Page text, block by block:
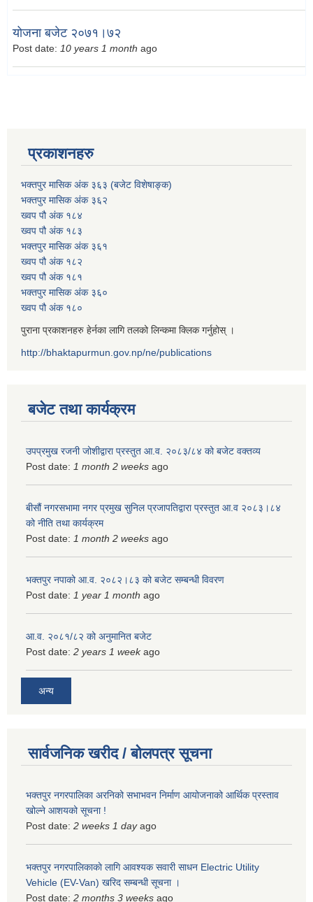
योजना बजेट २०७१।७२
Post date: 10 years 1 month ago
प्रकाशनहरु
भक्तपुर मासिक अंक ३६३ (बजेट विशेषाङ्क)
भक्तपुर मासिक अंक ३६२
ख्वप पौ अंक १८४
ख्वप पौ अंक १८३
भक्तपुर मासिक अंक ३६१
ख्वप पौ अंक १८२
ख्वप पौ अंक १८१
भक्तपुर मासिक अंक ३६०
ख्वप पौ अंक १८०
पुराना प्रकाशनहरु हेर्नका लागि तलको लिन्कमा क्लिक गर्नुहोस् ।
http://bhaktapurmun.gov.np/ne/publications
बजेट तथा कार्यक्रम
उपप्रमुख रजनी जोशीद्वारा प्रस्तुत आ.व. २०८३/८४ को बजेट वक्तव्य
Post date: 1 month 2 weeks ago
बीसौं नगरसभामा नगर प्रमुख सुनिल प्रजापतिद्वारा प्रस्तुत आ.व‍ २०८३।८४
को नीति तथा कार्यक्रम
Post date: 1 month 2 weeks ago
भक्तपुर नपाको आ.व. २०८२।८३ को बजेट सम्बन्धी विवरण
Post date: 1 year 1 month ago
आ.व. २०८१/८२ को अनुमानित बजेट
Post date: 2 years 1 weekago
अन्य
सार्वजनिक खरीद / बोलपत्र सूचना
भक्तपुर नगरपालिका अरनिको सभाभवन निर्माण आयोजनाको आर्थिक प्रस्ताव
खोल्ने आशयको सूचना !
Post date: 2 weeks 1 dayago
भक्तपुर नगरपालिकाकाे लागि आवश्यक सवारी साधन Electric Utility
Vehicle (EV-Van) खरिद सम्बन्धी सूचना ।
Post date: 2 months 3 weeks ago